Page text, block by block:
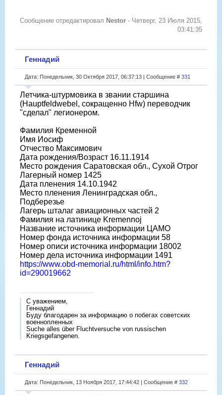
Сообщение отредактировал Nestor - Четверг, 23 Июля 2015,
03:41:35
Геннадий
Дата: Понедельник, 30 Октября 2017, 06:37:13 | Сообщение # 331
Летчика-штурмовика в звании старшина
(Hauptfeldwebel, сокращенно Hfw) переводчик
"сделал" легионером.
Фамилия Кременной
Имя Иосиф
Отчество Максимович
Дата рождения/Возраст 16.11.1914
Место рождения Саратовская обл., Сухой Отрог
Лагерный номер 1425
Дата пленения 14.10.1942
Место пленения Ленинградская обл.,
Подберезье
Лагерь шталаг авиационных частей 2
Фамилия на латинице Kremennoj
Название источника информации ЦАМО
Номер фонда источника информации 58
Номер описи источника информации 18002
Номер дела источника информации 1491
https://www.obd-memorial.ru/html/info.htm?
id=290019662
С уважением,
Геннадий
Буду благодарен за информацию о побегах советских
военнопленных
Suche alles über Fluchtversuche von russischen
Kriegsgefangenen.
Геннадий
Дата: Понедельник, 13 Ноября 2017, 17:44:42 | Сообщение # 332